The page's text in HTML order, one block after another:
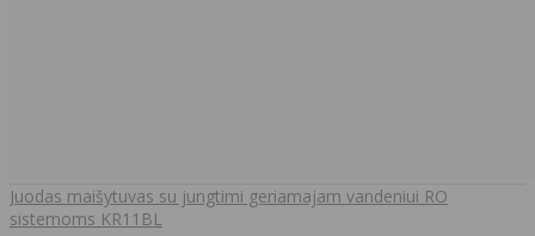
Juodas maišytuvas su jungtimi geriamajam vandeniui RO
sistemoms KR11BL